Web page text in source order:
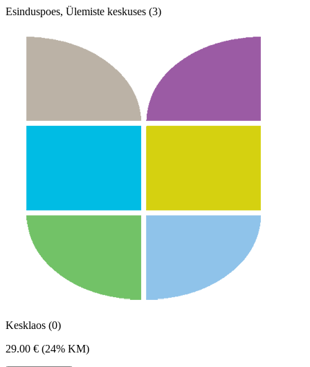
Esinduspoes, Ülemiste keskuses (3)
Kesklaos (0)
29.00 € (24% KM)